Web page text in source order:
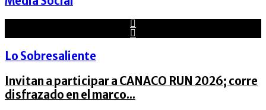
Lo Sobresaliente
Invitan a participar a CANACO RUN 2026; corre
disfrazado en el marco...